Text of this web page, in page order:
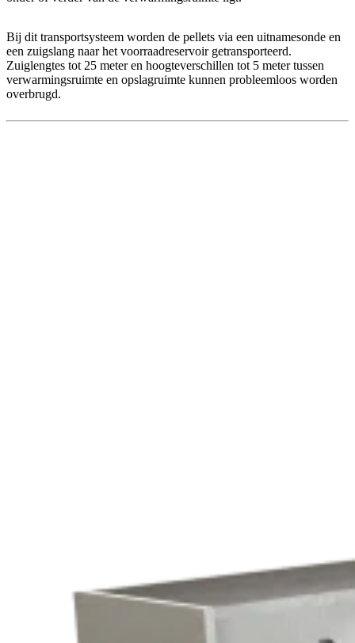
Bij dit transportsysteem worden de pellets via een uitnamesonde en
een zuigslang naar het voorraadreservoir getransporteerd.
Zuiglengtes tot 25 meter en hoogteverschillen tot 5 meter tussen
verwarmingsruimte en opslagruimte kunnen probleemloos worden
overbrugd.